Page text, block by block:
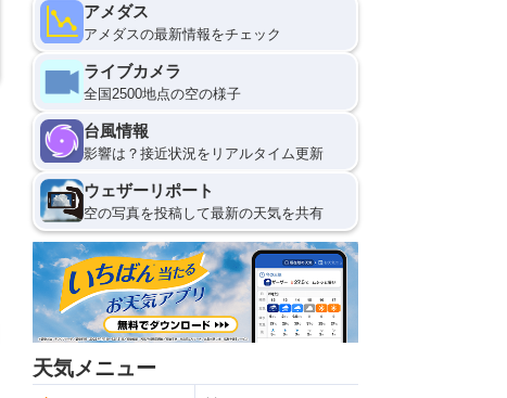
アメダス
アメダスの最新情報をチェック
ライブカメラ
全国2500地点の空の様子
台風情報
影響は？接近状況をリアルタイム更新
ウェザーリポート
空の写真を投稿して最新の天気を共有
天気メニュー